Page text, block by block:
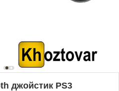
джойстик PS3